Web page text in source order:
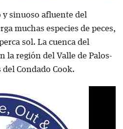
y sinuoso afluente del
muchas especies de peces,
sol. La cuenca del
la región del Valle de Palos-
del Condado Cook.